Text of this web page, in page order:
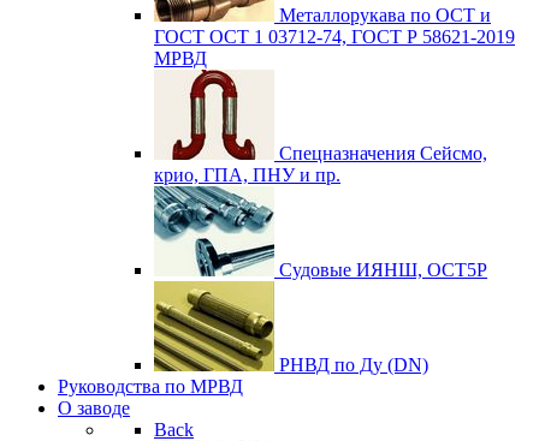
Металлорукава по ОСТ и
ГОСТ ОСТ 1 03712-74, ГОСТ Р 58621-2019
МРВД
Спецназначения Сейсмо,
крио, ГПА, ПНУ и пр.
Судовые ИЯНШ, ОСТ5Р
РНВД по Ду (DN)
Руководства по МРВД
О заводе
Back